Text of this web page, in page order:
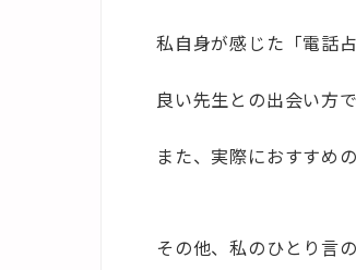
私自身が感じた「電話
良い先生との出会い方
また、実際におすすめ
その他、私のひとり言